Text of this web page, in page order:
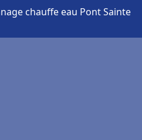
chauffe eau Pont Sainte